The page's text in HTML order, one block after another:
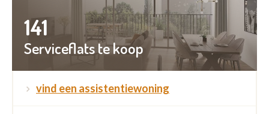
141
Serviceflats te koop
vind een assistentiewoning